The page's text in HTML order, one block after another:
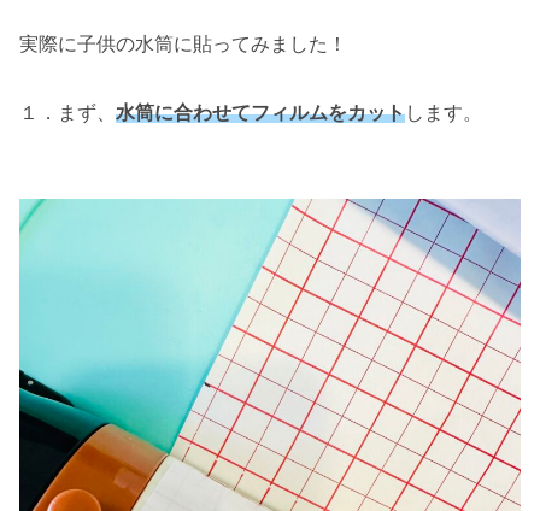
実際に子供の水筒に貼ってみました！
１．まず、 水筒に合わせてフィルムをカットします。